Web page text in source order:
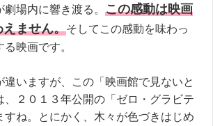
場内に響き渡る。 この感動は映画
ません。そしてこの感動を味わっ
映画です。
違いますが、この「映画館で見ないと
、２０１３年公開の「ゼロ・グラビテ
すね。とにかく、木々が色づきはじめ